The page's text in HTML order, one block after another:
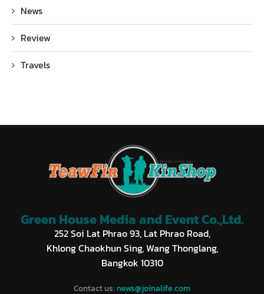
News
Review
Travels
Green House Media and Event Co.,Ltd.
252 Soi Lat Phrao 93, Lat Phrao Road,
Khlong Chaokhun Sing, Wang Thonglang,
Bangkok 10310
Contact us: news@joinalife.com